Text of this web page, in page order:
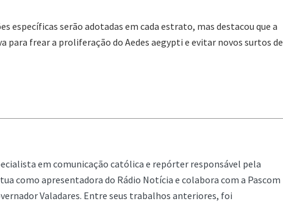
específicas serão adotadas em cada estrato, mas destacou que a
para frear a proliferação do Aedes aegypti e evitar novos surtos de
em comunicação católica e repórter responsável pela
como apresentadora do Rádio Notícia e colabora com a Pascom
Valadares. Entre seus trabalhos anteriores, foi